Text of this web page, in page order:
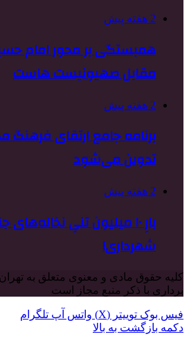
2 هفته پیش
همبستگی بر محور امام
مقابل صهیونیست هاست
2 هفته پیش
برنامه جامع ارتقای
تدوین می‌شود
2 هفته پیش
بارِ ۱۰ میلیون تنیِ
شهرداری!
کلیه حقوق مادی و معنوی متعلق به
برداری با ذکر منبع مجاز است
فیس بوک توییتر (X) واتس آپ تلگرام
دکمه بازگشت به بالا